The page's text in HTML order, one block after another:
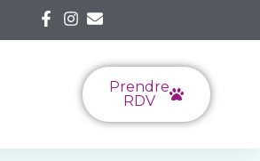
Prendre
RDV